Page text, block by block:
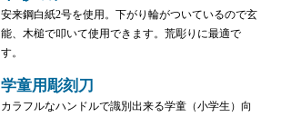
安来鋼白紙2号を使用。下がり輪がついているので玄
能、木槌で叩いて使用できます。荒彫りに最適で
す。
学童用彫刻刀
カラフルなハンドルで識別出来る学童（小学生）向